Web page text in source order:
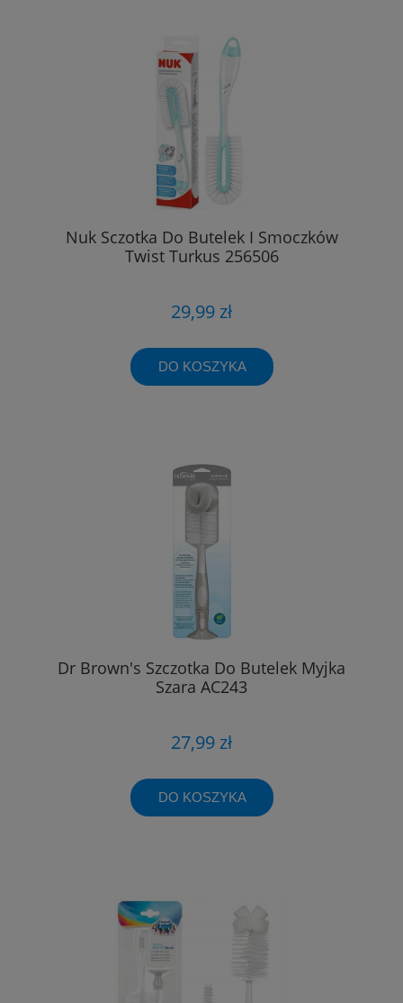
Nuk Sczotka Do Butelek I Smoczków
Twist Turkus 256506
29,99 zł
DO KOSZYKA
Dr Brown's Szczotka Do Butelek Myjka
Szara AC243
27,99 zł
DO KOSZYKA